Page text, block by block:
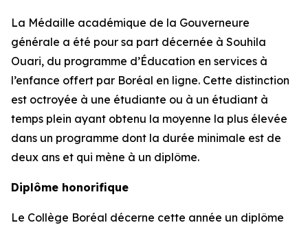
La Médaille académique de la Gouverneure
générale a été pour sa part décernée à Souhila
Ouari, du programme d’Éducation en services à
l’enfance offert par Boréal en ligne. Cette distinction
est octroyée à une étudiante ou à un étudiant à
temps plein ayant obtenu la moyenne la plus élevée
dans un programme dont la durée minimale est de
deux ans et qui mène à un diplôme.
Diplôme honorifique
Le Collège Boréal décerne cette année un diplôme